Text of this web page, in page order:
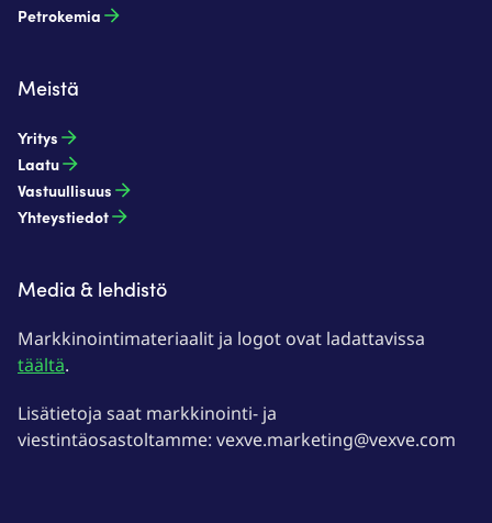
Petrokemia​
Meistä
Yritys
Laatu
Vastuullisuus
Yhteystiedot
Media & lehdistö
Markkinointimateriaalit ja logot ovat ladattavissa
täältä.
Lisätietoja saat markkinointi- ja
viestintäosastoltamme: vexve.marketing@vexve.com